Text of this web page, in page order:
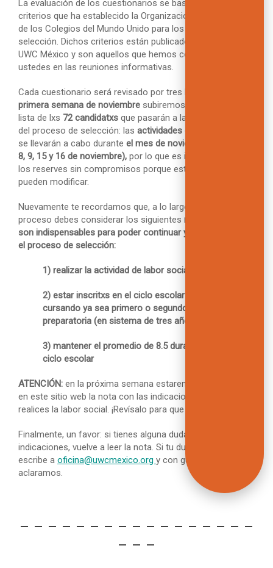
La evaluación de los cuestionarios se basará en los
criterios que ha establecido la Organización Internacional
de los Colegios del Mundo Unido para los procesos de
selección. Dichos criterios están publicados en el sitio de
UWC México y son aquellos que hemos compartido con
ustedes en las reuniones informativas.
Cada cuestionario será revisado por tres lectores y
primera semana de noviembre subiremos en este sitio la
lista de lxs 72 candidatxs que pasarán a la siguiente etapa
del proceso de selección: las actividades grupales.
se llevarán a cabo durante el mes de noviembre (los días
8, 9, 15 y 16 de noviembre), por lo que es importante que
los reserves sin compromisos porque estas fechas no se
pueden modificar.
Nuevamente te recordamos que, a lo largo de este
proceso debes considerar los siguientes requisitos que
son indispensables para poder continuar y mantenerte en
el proceso de selección:
1) realizar la actividad de labor social
2) estar inscritxs en el ciclo escolar 2024 – 2025, y
cursando ya sea primero o segundo año de
preparatoria (en sistema de tres años)
3) mantener el promedio de 8.5 durante todo este
ciclo escolar
ATENCIÓN: en la próxima semana estaremos publicando
en este sitio web la nota con las indicaciones para que
realices la labor social. ¡Revísalo para que no te pierdas!
Finalmente, un favor: si tienes alguna duda sobre estas
indicaciones, vuelve a leer la nota. Si tu duda persiste,
escribe a oficina@uwcmexico.org y con gusto te la
aclaramos.
– – – – – – – – – – – – – – – – –
– – –